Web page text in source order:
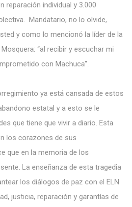
reparación individual y 3.000
Mandatario, no lo olvide,
y como lo mencionó la líder de la
“al recibir y escuchar mi
con Machuca”.
ya está cansada de estos
estatal y a esto se le
que tiene que vivir a diario. Esta
los corazones de sus
que en la memoria de los
La enseñanza de esta tragedia
los diálogos de paz con el ELN
justicia, reparación y garantías de